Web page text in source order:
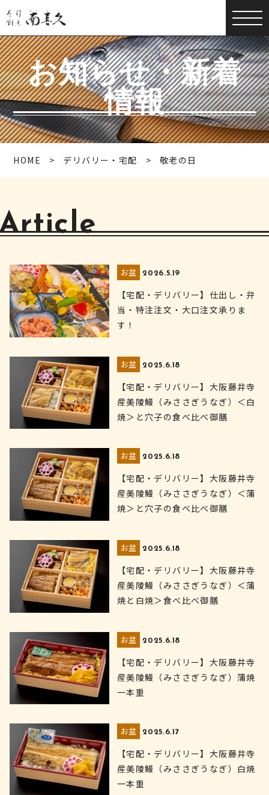
お知らせ・新着
情報
HOME デリバリー・宅配 敬老の日
お盆 2026.5.19
【宅配・デリバリー】仕出し・弁
当・特注注文・大口注文承りま
す！
お盆 2025.6.18
【宅配・デリバリー】大阪藤井寺
産美陵鰻（みささぎうなぎ）＜白
焼＞と穴子の食べ比べ御膳
お盆 2025.6.18
【宅配・デリバリー】大阪藤井寺
産美陵鰻（みささぎうなぎ）＜蒲
焼＞と穴子の食べ比べ御膳
お盆 2025.6.18
【宅配・デリバリー】大阪藤井寺
産美陵鰻（みささぎうなぎ）＜蒲
焼と白焼＞食べ比べ御膳
お盆 2025.6.18
【宅配・デリバリー】大阪藤井寺
産美陵鰻（みささぎうなぎ）蒲焼
一本重
お盆 2025.6.17
【宅配・デリバリー】大阪藤井寺
産美陵鰻（みささぎうなぎ）白焼
一本重